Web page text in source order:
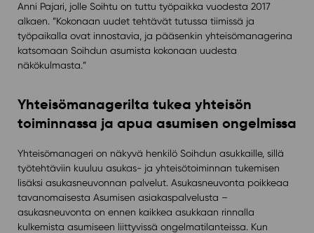
Anni Pajari, jolle Soihtu on tuttu työpaikka vuodesta 2017
alkaen. ”Kokonaan uudet tehtävät tutussa tiimissä ja
työpaikalla ovat innostavia, ja pääsenkin yhteisömanagerina
katsomaan Soihdun asumista kokonaan uudesta
näkökulmasta.”
Yhteisömanagerilta tukea yhteisön
toiminnassa ja apua asumisen ongelmissa
Yhteisömanageri on näkyvä henkilö Soihdun asukkaille, sillä
työtehtäviin kuuluu asukas- ja yhteisötoiminnan tukemisen
lisäksi asukasneuvonnan palvelut. Asukasneuvonta poikkeaa
tavanomaisesta Asumisen asiakaspalvelusta –
asukasneuvonta on ennen kaikkea asukkaan rinnalla
kulkemista asumiseen liittyvissä ongelmatilanteissa. Kun